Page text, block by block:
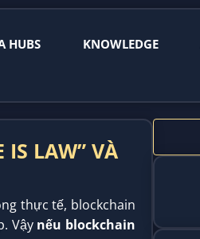
HUBS KNOWLEDGE
IS LAW” VÀ
thực tế, blockchain
Vậy nếu blockchain